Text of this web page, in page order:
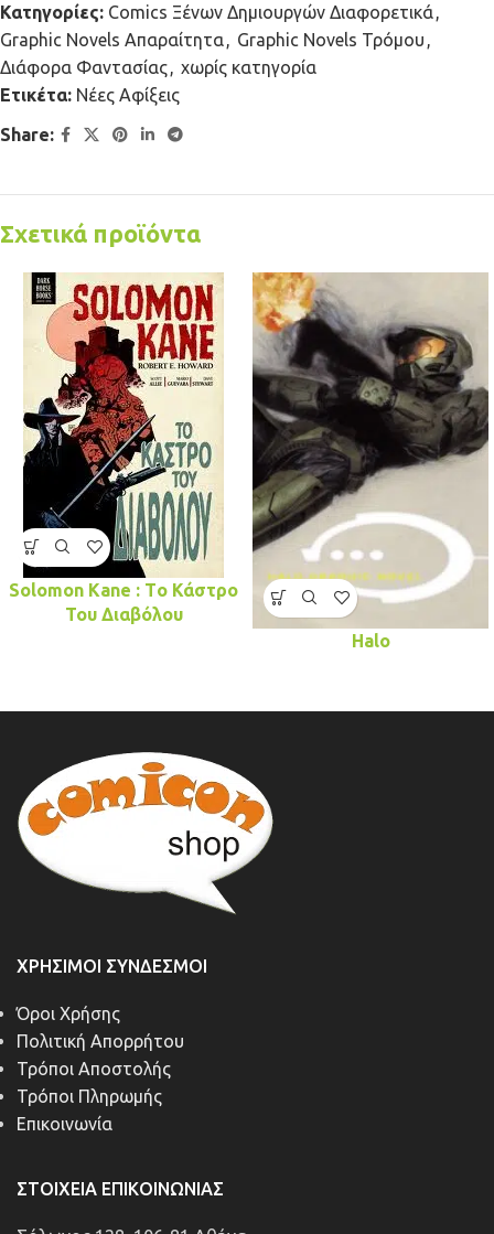
Κατηγορίες: Comics Ξένων Δημιουργών Διαφορετικά,
Graphic Novels Απαραίτητα, Graphic Novels Τρόμου ,
Διάφορα Φαντασίας, χωρίς κατηγορία
Ετικέτα: Νέες Αφίξεις
Share:
Σχετικά προϊόντα
Solomon Kane : Tο Κάστρο
Του Διαβόλου
Halo
ΧΡΉΣΙΜΟΙ ΣΎΝΔΕΣΜΟΙ
Όροι Χρήσης
Πολιτική Απορρήτου
Τρόποι Αποστολής
Τρόποι Πληρωμής
Επικοινωνία
ΣΤΟΙΧΕΊΑ ΕΠΙΚΟΙΝΩΝΊΑΣ